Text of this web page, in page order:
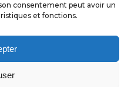
consentement peut avoir un
et fonctions.
DE SAVOIRS
2026.